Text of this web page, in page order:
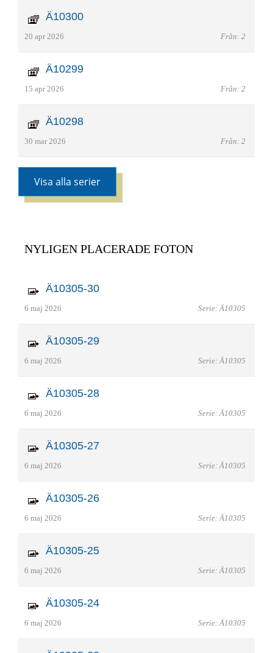
Ä10300
20 apr 2026 Från: 2
Ä10299
15 apr 2026 Från: 2
Ä10298
30 mar 2026 Från: 2
Visa alla serier
NYLIGEN PLACERADE FOTON
Ä10305-30
6 maj 2026 Serie: Ä10305
Ä10305-29
6 maj 2026 Serie: Ä10305
Ä10305-28
6 maj 2026 Serie: Ä10305
Ä10305-27
6 maj 2026 Serie: Ä10305
Ä10305-26
6 maj 2026 Serie: Ä10305
Ä10305-25
6 maj 2026 Serie: Ä10305
Ä10305-24
6 maj 2026 Serie: Ä10305